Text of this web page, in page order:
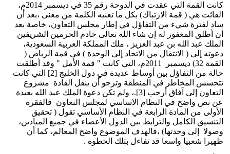
كانت القمة التي عقدت في الدوحة رقم 35 في ديسمبر 2014م،
الفائت هي ( قمة الارتباك) بكل ما تعنيه الكلمة من معنى ،بعد أن
ساد لفترة شيء من التفاؤل في إطار مجلس التعاون، خاصة بعد
أن أطلق المغفور له إن شاء الله تعالى خادم الحرمين الشريفين
الملك عبد الله بن عبد العزيز ، ملك المملكة العربية السعودية،
دعوته إلى ( الانتقال من الاتحاد إلى الوحدة ) في قمة الرياض (
القمة 32) ديسمبر 2011م، التي كانت " قمة الأمل " وقد أطلقت
حالة من التفاؤل بين أوساط عديدة في دول الخليج [2] التي كانت
تتحسس المخاطر في المنطقة وترجو أن ينقل القادة مشروع
التعاون إلى آفاق أرحب [3].، ولم تكن دعوة الملك عبد الله بعيدة
عن نص واضح في النظام الاساسي لمجلس التعاون فالفقرة
الأولى من المادة الرابعة في النظام الأساسي تقول ( تحقيق
التنسيق الكامل والترابط بين الدول الأعضاء في جميع الميادين،
وصولا إلى وحدتها) ،فالهدف الموضوع واضح المعالم، كما أن
ظهيرا شعبيا واسعا قد تفاءل بتلك الخطوة .